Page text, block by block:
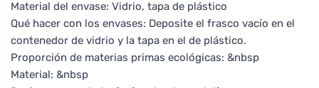
Material del envase: Vidrio, tapa de plástico
Qué hacer con los envases: Deposite el frasco vacío en el
contenedor de vidrio y la tapa en el de plástico.
Proporción de materias primas ecológicas: &nbsp
Material: &nbsp